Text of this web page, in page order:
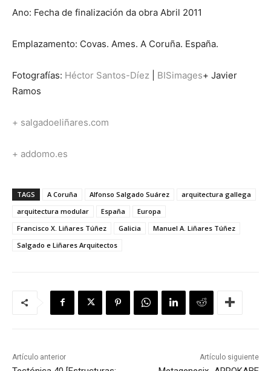
Ano: Fecha de finalización da obra Abril 2011
Emplazamento: Covas. Ames. A Coruña. España.
Fotografías: Héctor Santos-Díez BISimages+ Javier
Ramos
+ salgadoeliñares.com
+ addomo.es
TAGS A Coruña Alfonso Salgado Suárez
arquitectura gallega
arquitectura modular
España
Europa
Francisco X. Liñares Túñez
Galicia
Manuel A. Liñares Túñez
Salgado e Liñares Arquitectos
Artículo anterior Artículo siguiente